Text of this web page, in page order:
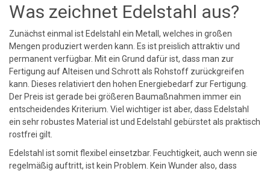
Was zeichnet Edelstahl aus?
Zunächst einmal ist Edelstahl ein Metall, welches in großen
Mengen produziert werden kann. Es ist preislich attraktiv und
permanent verfügbar. Mit ein Grund dafür ist, dass man zur
Fertigung auf Alteisen und Schrott als Rohstoff zurückgreifen
kann. Dieses relativiert den hohen Energiebedarf zur Fertigung.
Der Preis ist gerade bei größeren Baumaßnahmen immer ein
entscheidendes Kriterium. Viel wichtiger ist aber, dass Edelstahl
ein sehr robustes Material ist und Edelstahl gebürstet als praktisch
rostfrei gilt.
Edelstahl ist somit flexibel einsetzbar. Feuchtigkeit, auch wenn sie
regelmäßig auftritt, ist kein Problem. Kein Wunder also, dass